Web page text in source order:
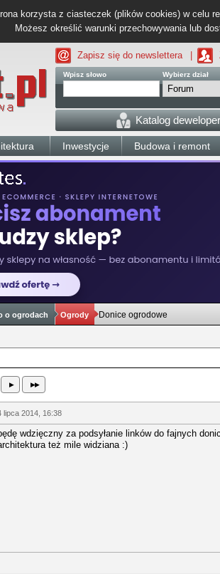
korzysta z ciasteczek (plików cookies) w celu
Możesz określić warunki przechowywania lub
Zapisz się do newslettera
Wpisz słowo Wybierz dział
Katalog
Inwestycje Budowa i remont
o ogrodach Ogrody Donice ogrodowe
▸ ▸▸
lipca 2014, 16:38
wdzięczny za podsyłanie linków do fajnych
też mile widziana :)